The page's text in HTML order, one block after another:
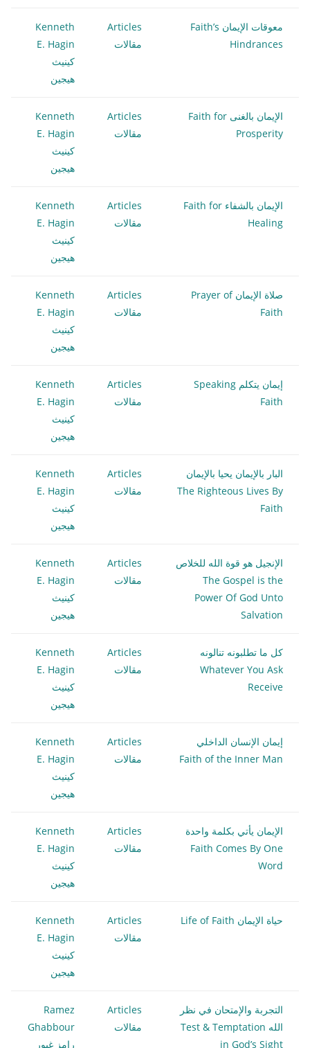
معوقات الإيمان Faith’s
Hindrances
Articles
مقالات
Kenneth
E. Hagin
كينيث
هيجين
الإيمان بالغنى Faith for
Prosperity
Articles
مقالات
Kenneth
E. Hagin
كينيث
هيجين
الإيمان بالشفاء Faith for
Healing
Articles
مقالات
Kenneth
E. Hagin
كينيث
هيجين
صلاة الإيمان Prayer of
Faith
Articles
مقالات
Kenneth
E. Hagin
كينيث
هيجين
إيمان يتكلم Speaking
Faith
Articles
مقالات
Kenneth
E. Hagin
كينيث
هيجين
البار بالإيمان يحيا بالإيمان
The Righteous Lives By
Faith
Articles
مقالات
Kenneth
E. Hagin
كينيث
هيجين
الإنجيل هو قوة الله للخلاص
The Gospel is the
Power Of God Unto
Salvation
Articles
مقالات
Kenneth
E. Hagin
كينيث
هيجين
كل ما تطلبونه تنالونه
Whatever You Ask
Receive
Articles
مقالات
Kenneth
E. Hagin
كينيث
هيجين
إيمان الإنسان الداخلي
Faith of the Inner Man
Articles
مقالات
Kenneth
E. Hagin
كينيث
هيجين
الإيمان يأتي بكلمة واحدة
Faith Comes By One
Word
Articles
مقالات
Kenneth
E. Hagin
كينيث
هيجين
حياة الإيمان Life of Faith
Articles
مقالات
Kenneth
E. Hagin
كينيث
هيجين
التجربة والإمتحان في نظر
الله Test & Temptation
in God’s Sight
Articles
مقالات
Ramez
Ghabbour
رامز غبور